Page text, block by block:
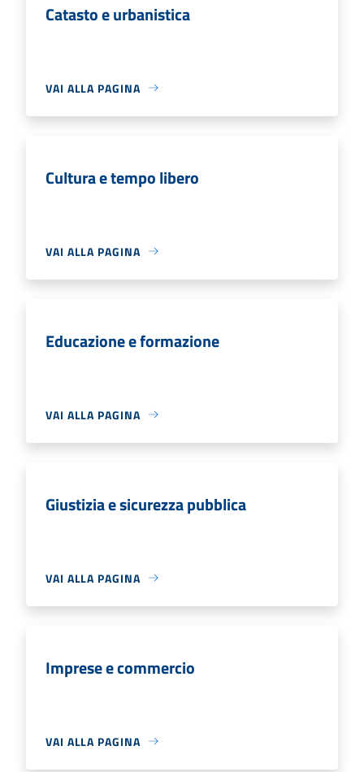
Catasto e urbanistica
VAI ALLA PAGINA
Cultura e tempo libero
VAI ALLA PAGINA
Educazione e formazione
VAI ALLA PAGINA
Giustizia e sicurezza pubblica
VAI ALLA PAGINA
Imprese e commercio
VAI ALLA PAGINA